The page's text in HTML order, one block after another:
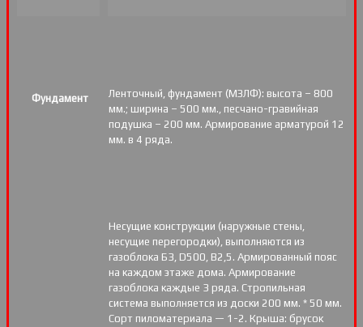
Фундамент
Ленточный, фундамент (МЗЛФ): высота – 800
мм.; ширина – 500 мм., песчано-гравийная
подушка – 200 мм. Армирование арматурой 12
мм. в 4 ряда.
Несущие конструкции (наружные стены,
несущие перегородки), выполняются из
газоблока Б3, D500, В2,5. Армированный пояс
на каждом этаже дома. Армирование
газоблока каждые 3 ряда. Стропильная
система выполняется из доски 200 мм. * 50 мм.
Сорт пиломатериала — 1-2. Крыша: брусок